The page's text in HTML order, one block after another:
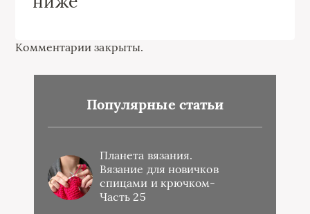
Комментарии закрыты.
Популярные статьи
Планета вязания.
Вязание для новичков
спицами и крючком-
Часть 25